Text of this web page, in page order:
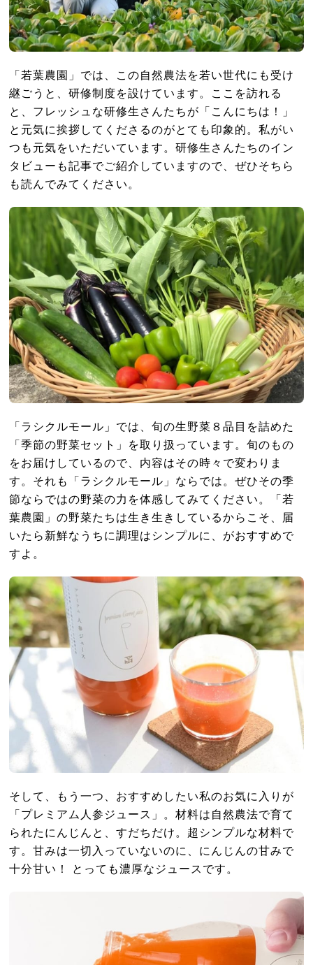
「若葉農園」では、この自然農法を若い世代にも受け
継ごうと、研修制度を設けています。ここを訪れる
と、フレッシュな研修生さんたちが「こんにちは！」
と元気に挨拶してくださるのがとても印象的。私がい
つも元気をいただいています。研修生さんたちのイン
タビューも記事でご紹介していますので、ぜひそちら
も読んでみてください。
「ラシクルモール」では、旬の生野菜８品目を詰めた
「季節の野菜セット」を取り扱っています。旬のもの
をお届けしているので、内容はその時々で変わりま
す。それも「ラシクルモール」ならでは。ぜひその季
節ならではの野菜の力を体感してみてください。「若
葉農園」の野菜たちは生き生きしているからこそ、届
いたら新鮮なうちに調理はシンプルに、がおすすめで
すよ。
そして、もう一つ、おすすめしたい私のお気に入りが
「プレミアム人参ジュース」。材料は自然農法で育て
られたにんじんと、すだちだけ。超シンプルな材料で
す。甘みは一切入っていないのに、にんじんの甘みで
十分甘い！ とっても濃厚なジュースです。